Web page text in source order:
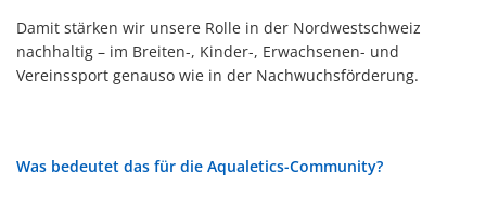
Damit stärken wir unsere Rolle in der Nordwestschweiz
nachhaltig – im Breiten-, Kinder-, Erwachsenen- und
Vereinssport genauso wie in der Nachwuchsförderung.
Was bedeutet das für die Aqualetics-Community?